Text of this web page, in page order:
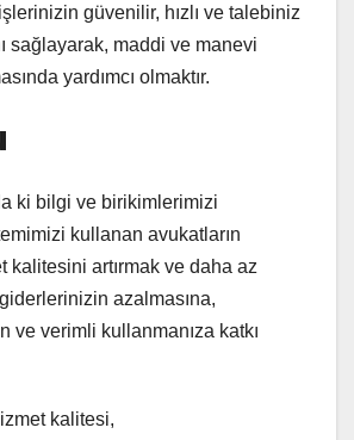
güvenilir, hızlı ve talebiniz
sağlayarak, maddi ve manevi
yardımcı olmaktır.
ki bilgi ve birikimlerimizi
kullanan avukatların
kalitesini artırmak ve daha az
azalmasına,
ve verimli kullanmanıza katkı
kalitesi,